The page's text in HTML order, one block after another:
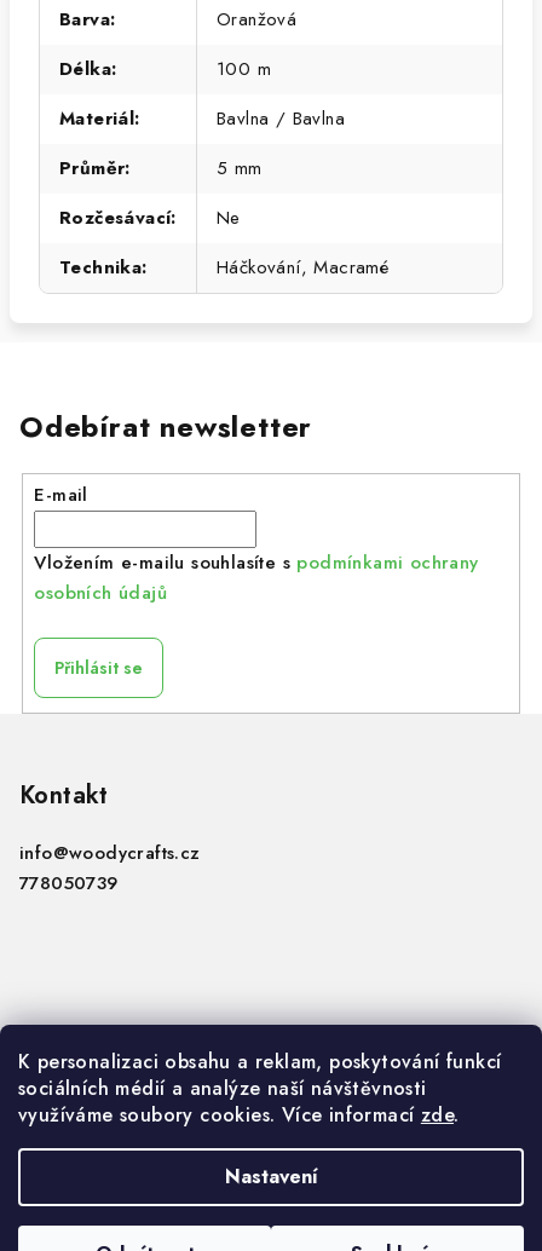
K personalizaci obsahu a reklam, poskytování funkcí
sociálních médií a analýze naší návštěvnosti
využíváme soubory cookies. Více informací zde.
Nastavení
Barva:
Oranžová
Délka:
100 m
Materiál:
Bavlna / Bavlna
Průměr:
5 mm
Rozčesávací:
Ne
Technika: Háčkování, Macramé
Odebírat newsletter
E-mail
Vložením e-mailu souhlasíte s podmínkami ochrany
osobních údajů
Přihlásit se
Kontakt
info@woodycrafts.cz
778050739
VOP
GDPR
Copyright 2026Woody Crafts B2B. Všechna práva
vyhrazena.Upravit nastavení cookies